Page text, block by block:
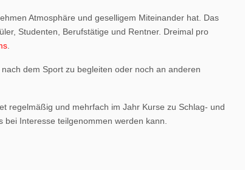
Atmosphäre und geselligem Miteinander hat. Das
Studenten, Berufstätige und Rentner. Dreimal pro
.
dem Sport zu begleiten oder noch an anderen
regelmäßig und mehrfach im Jahr Kurse zu Schlag- und
bei Interesse teilgenommen werden kann.